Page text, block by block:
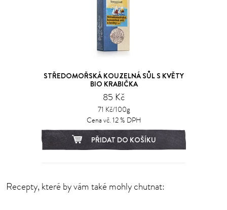
STŘEDOMOŘSKÁ KOUZELNÁ SŮL S KVĚTY
BIO KRABIČKA
85 Kč
71 Kč/100g
Cena vč. 12 % DPH
PŘIDAT DO KOŠÍKU
Recepty, které by vám také mohly chutnat: